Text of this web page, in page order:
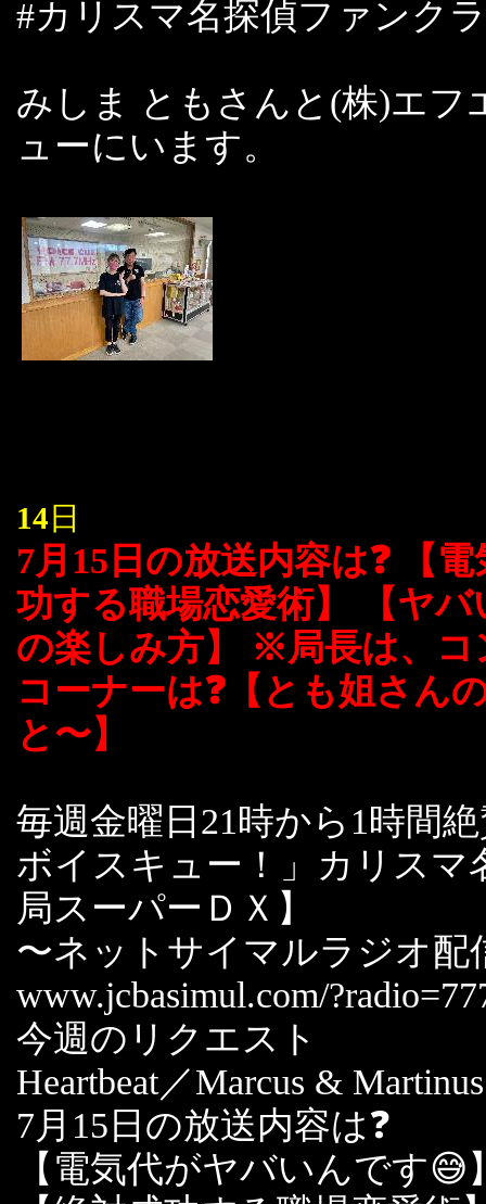
#カリスマ名探偵ファンク
みしま ともさんと(株)エ
ューにいます。
14 日
7月15日の放送内容は❓ 【
功する職場恋愛術】 【ヤ
の楽しみ方】 ※局長は、
コーナーは❓【とも姐さん
と〜】
毎週金曜日21時から1時間
ボイスキュー！」カリスマ
局スーパーＤＸ】
〜ネットサイマルラジオ配
www.jcbasimul.com/
今週のリクエスト
Heartbeat／Marcus & Martinus
7月15日の放送内容は❓
【電気代がヤバいんです😅